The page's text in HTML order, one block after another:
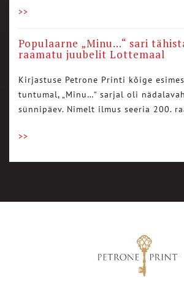
>>
Populaarne „Minu…“ sari
raamatu juubelit Lottemaal
Kirjastuse Petrone Printi kõige
tuntumal, „Minu…“ sarjal oli
sünnipäev. Nimelt ilmus seeria 200.
>>